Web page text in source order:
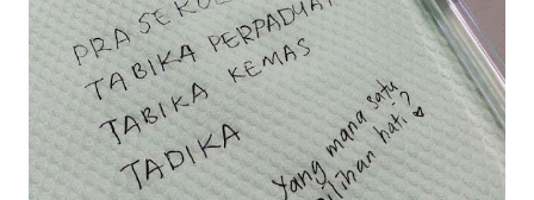
sikit...dalam perjalanan dari dalam kereta tu biasalah kan
kami memang akan pimpin anak-anak jalan sampai masuk
dalam... dan kebiasanya bagi anak 4 macam kami ni bahagi-
bahagi lah siapa nak pimpin siapa... dan biasanya aku akan
dukung adik hadi sambil pimpin kakak husna... yang abg
ngah dengan abg long terserah pada shah la pulak.. tapi